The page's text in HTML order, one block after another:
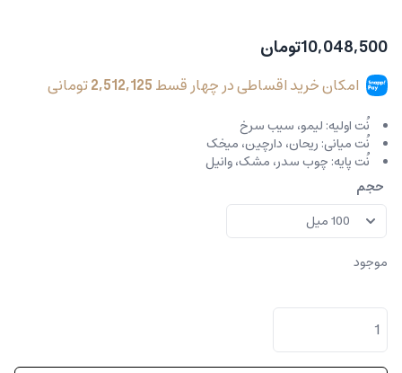
10,048,500تومان
امکان خرید اقساطی در چهار قسط2,512,125تومانی
نُت اولیه: لیمو، سیب سرخ
نُت میانی: ریحان، دارچین، میخک
نُت پایه: چوب سدر، مشک، وانیل
حجم
موجود
ویوو
عدد